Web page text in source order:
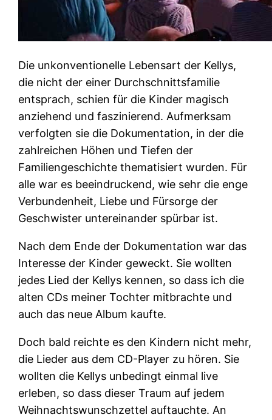
Die unkonventionelle Lebensart der Kellys,
die nicht der einer Durchschnittsfamilie
entsprach, schien für die Kinder magisch
anziehend und faszinierend. Aufmerksam
verfolgten sie die Dokumentation, in der die
zahlreichen Höhen und Tiefen der
Familiengeschichte thematisiert wurden. Für
alle war es beeindruckend, wie sehr die enge
Verbundenheit, Liebe und Fürsorge der
Geschwister untereinander spürbar ist.
Nach dem Ende der Dokumentation war das
Interesse der Kinder geweckt. Sie wollten
jedes Lied der Kellys kennen, so dass ich die
alten CDs meiner Tochter mitbrachte und
auch das neue Album kaufte.
Doch bald reichte es den Kindern nicht mehr,
die Lieder aus dem CD-Player zu hören. Sie
wollten die Kellys unbedingt einmal live
erleben, so dass dieser Traum auf jedem
Weihnachtswunschzettel auftauchte. An